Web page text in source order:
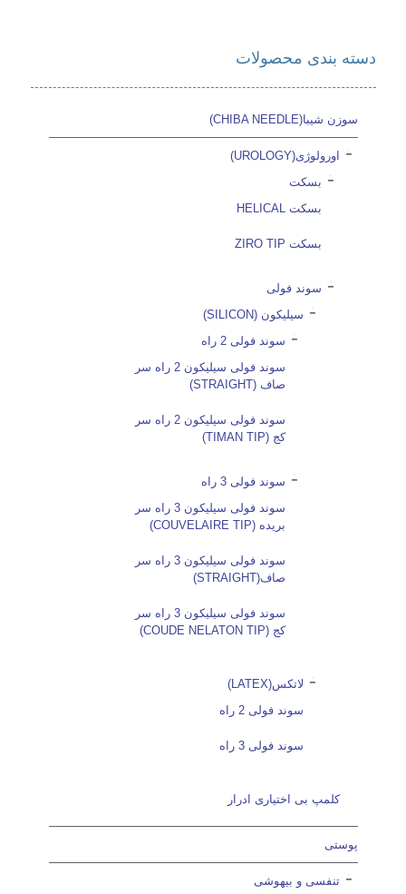
دسته بندی محصولات
سوزن شیبا(CHIBA NEEDLE)
اورولوژی(UROLOGY)
بسکت
بسکت HELICAL
بسکت ZIRO TIP
سوند فولی
سیلیکون (SILICON)
سوند فولی 2 راه
سوند فولی سیلیکون 2 راه سر
صاف (STRAIGHT)
سوند فولی سیلیکون 2 راه سر
کج (TIMAN TIP)
سوند فولی 3 راه
سوند فولی سیلیکون 3 راه سر
بریده (COUVELAIRE TIP)
سوند فولی سیلیکون 3 راه سر
صاف(STRAIGHT)
سوند فولی سیلیکون 3 راه سر
کج (COUDE NELATON TIP)
لاتکس(LATEX)
سوند فولی 2 راه
سوند فولی 3 راه
کلمپ بی اختیاری ادرار
پوستی
تنفسی و بیهوشی